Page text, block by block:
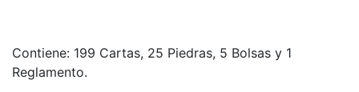
Contiene: 199 Cartas, 25 Piedras, 5 Bolsas y 1
Reglamento.